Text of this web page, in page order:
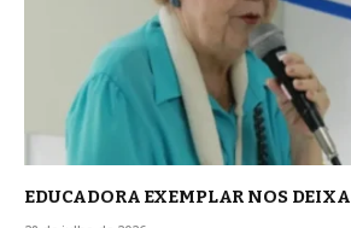
EDUCADORA EXEMPLAR NOS DEIXA